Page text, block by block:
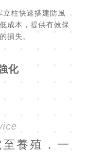
立柱快速搭建防風
成本，提供有效保
損失。
化
養殖．一